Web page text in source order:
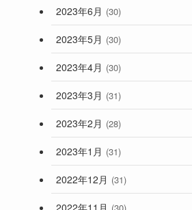
2023年6月 (30)
2023年5月 (30)
2023年4月 (30)
2023年3月 (31)
2023年2月 (28)
2023年1月 (31)
2022年12月 (31)
2022年11月 (30)